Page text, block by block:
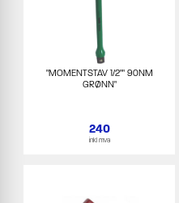
"MOMENTSTAV 1/2"" 90NM
GRØNN"
240
inkl mva